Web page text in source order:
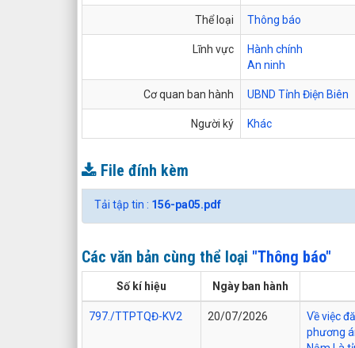
Thể loại Thông báo
Lĩnh vực
Hành chính
An ninh
Cơ quan ban hành UBND Tỉnh Điện Biên
Người ký Khác
File đính kèm
Tải tập tin : 156-pa05.pdf
Các văn bản cùng thể loại "Thông báo"
Số kí hiệu Ngày ban hành
797./TTPTQĐ-KV2 20/07/2026
Về việc
phương